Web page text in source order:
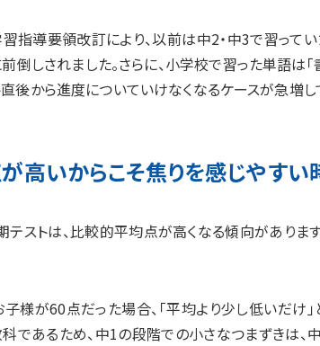
指導要領改訂により、以前は中2・中3で習って
倒しされました。さらに、小学校で習った単語は
直後から進度についていけなくなるケースが急増し
高いからこそ焦りを感じやすい
ストは、比較的平均点が高くなる傾向がありま
子様が60点だった場合、「平均より少し低いだけ
であるため、中1の段階での小さなつまずきは、